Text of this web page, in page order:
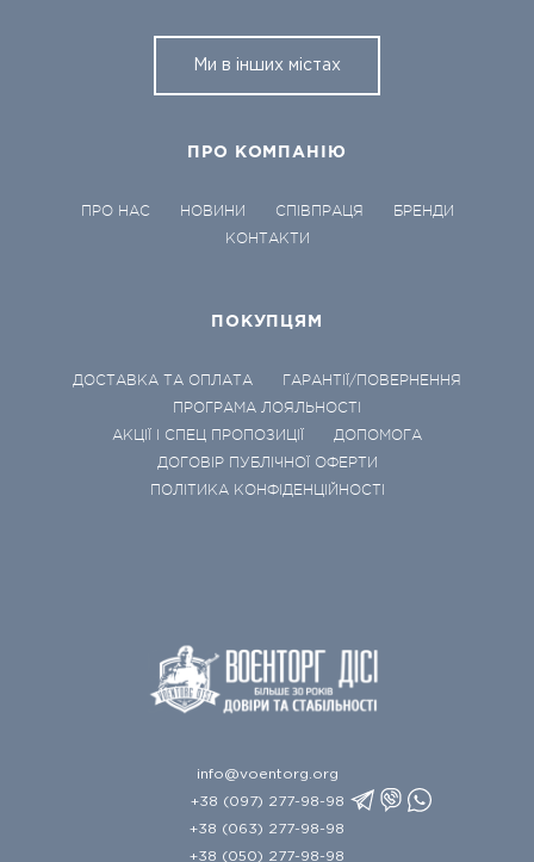
Ми в інших містах
ПРО КОМПАНІЮ
ПРО НАС НОВИНИ СПІВПРАЦЯ
БРЕНДИ
КОНТАКТИ
ПОКУПЦЯМ
ДОСТАВКА ТА ОПЛАТА
ГАРАНТІЇ/ПОВЕРНЕННЯ
ПРОГРАМА ЛОЯЛЬНОСТІ
АКЦІЇ І СПЕЦ ПРОПОЗИЦІЇ
ДОПОМОГА
ДОГОВІР ПУБЛІЧНОЇ ОФЕРТИ
ПОЛІТИКА КОНФІДЕНЦІЙНОСТІ
info@voentorg.org
+38 (097) 277-98-98
+38 (063) 277-98-98
+38 (050) 277-98-98